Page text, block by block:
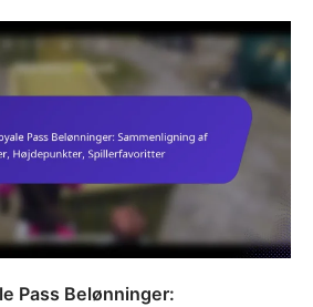
Pass Belønninger: